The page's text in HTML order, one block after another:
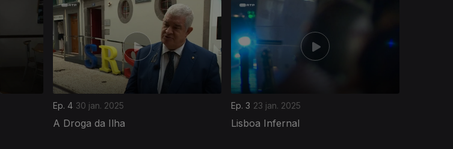
Ep. 4 30 jan. 2025
A Droga da Ilha
Ep. 3 23 jan. 2025
Lisboa Infernal